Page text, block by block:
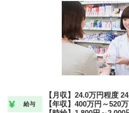
給与
【月収】24.0万円程度
【年収】400万円～520